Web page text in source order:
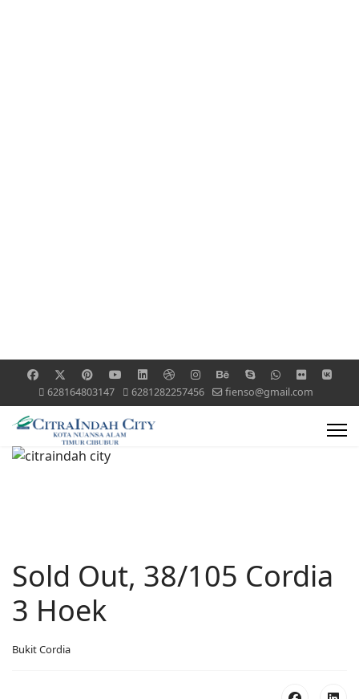
628164803147 6281282257456 fienso@gmail.com
Sold Out, 38/105 Cordia
3 Hoek
Bukit Cordia